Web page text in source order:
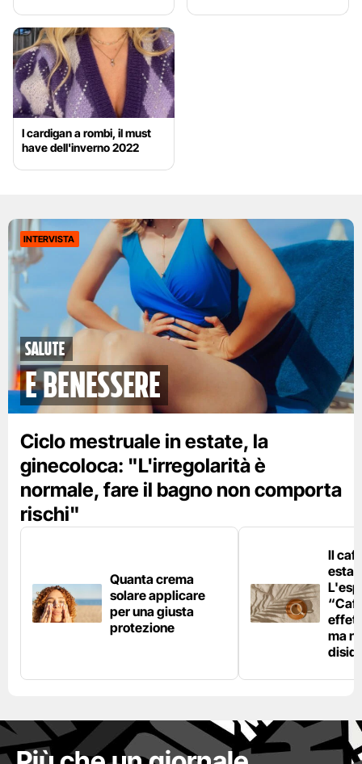
I cardigan a rombi, il must
have dell'inverno 2022
INTERVISTA
Salute
e benessere
Ciclo mestruale in estate, la
ginecoloca: "L'irregolarità è
normale, fare il bagno non comporta
rischi"
Quanta crema
solare applicare
per una giusta
protezione
Il
ma